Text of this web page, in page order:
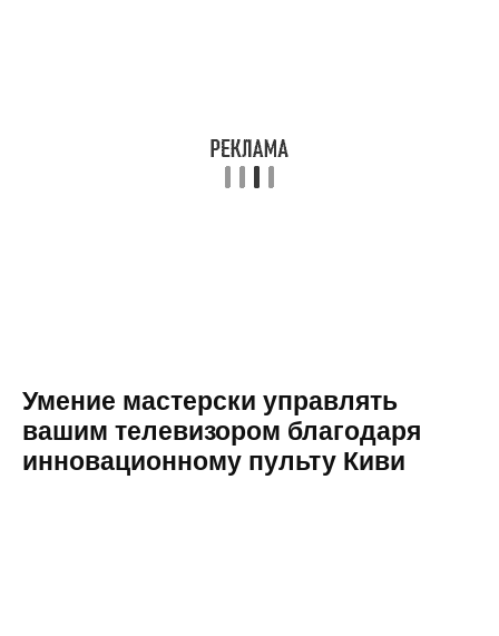
Умение мастерски управлять
вашим телевизором благодаря
инновационному пульту Киви